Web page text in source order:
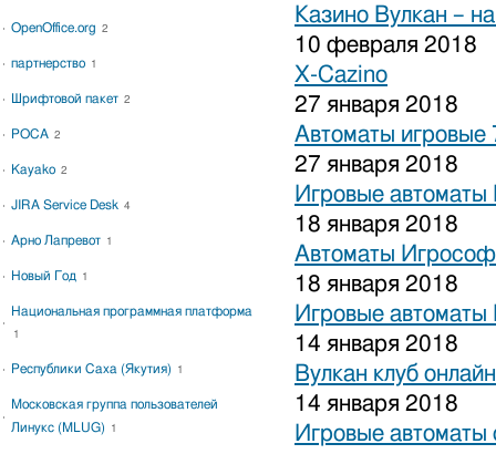
Казино Вулкан –
10 февраля 2018
X-Cazino
27 января 2018
Автоматы игровые
27 января 2018
Игровые автоматы
18 января 2018
Автоматы
18 января 2018
Игровые автоматы
14 января 2018
Вулкан клуб онлайн
14 января 2018
Игровые
OpenOffice.org 2
партнерство 1
Шрифтовой пакет 2
РОСА 2
Kayako 2
JIRA Service Desk 4
Арно Лапревот 1
Новый Год 1
Национальная программная платформа
1
Республики Саха (Якутия) 1
Московская группа пользователей
Линукс (MLUG)
1